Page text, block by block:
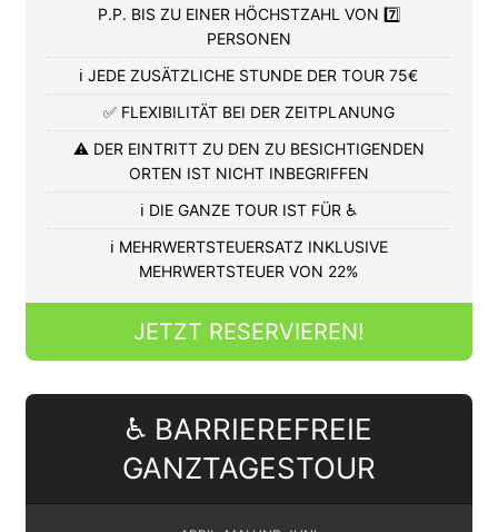
P.P. BIS ZU EINER HÖCHSTZAHL VON 7️⃣
PERSONEN
ℹ️ JEDE ZUSÄTZLICHE STUNDE DER TOUR 75€
✅ FLEXIBILITÄT BEI DER ZEITPLANUNG
⚠️ DER EINTRITT ZU DEN ZU BESICHTIGENDEN
ORTEN IST NICHT INBEGRIFFEN
ℹ️ DIE GANZE TOUR IST FÜR ♿
ℹ️ MEHRWERTSTEUERSATZ INKLUSIVE
MEHRWERTSTEUER VON 22%
JETZT RESERVIEREN!
♿ BARRIEREFREIE
GANZTAGESTOUR